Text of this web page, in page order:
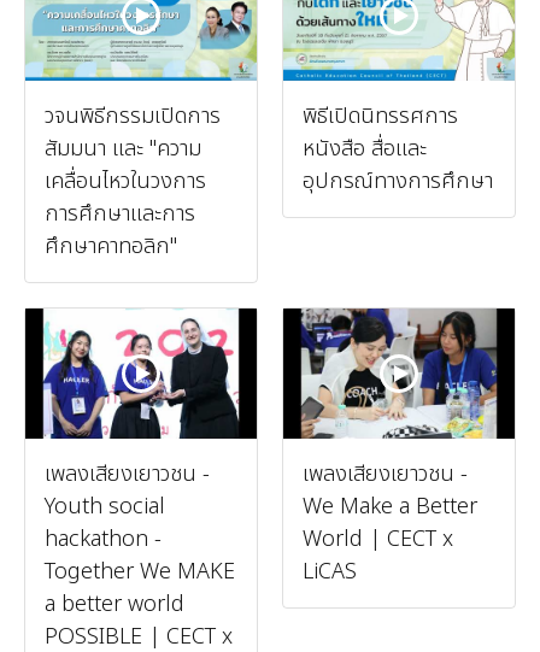
วจนพิธีกรรมเปิดการ
สัมมนา และ "ความ
เคลื่อนไหวในวงการ
การศึกษาและการ
ศึกษาคาทอลิก"
พิธีเปิดนิทรรศการ
หนังสือ สื่อและ
อุปกรณ์ทางการศึกษา
เพลงเสียงเยาวชน -
Youth social
hackathon -
Together We MAKE
a better world
POSSIBLE | CECT x
เพลงเสียงเยาวชน -
We Make a Better
World | CECT x
LiCAS